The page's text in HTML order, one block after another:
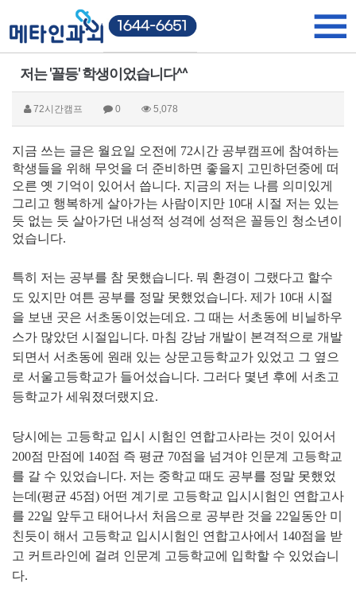
저는 '꼴등' 학생이었습니다^^
72시간캠프 0 5,078
지금 쓰는 글은 월요일 오전에 72시간 공부캠프에 참여하는
학생들을 위해 무엇을 더 준비하면 좋을지 고민하던중에 떠
오른 옛 기억이 있어서 씁니다. 지금의 저는 나름 의미있게
그리고 행복하게 살아가는 사람이지만 10대 시절 저는 있는
듯 없는 듯 살아가던 내성적 성격에 성적은 꼴등인 청소년이
었습니다.
특히 저는 공부를 참 못했습니다. 뭐 환경이 그랬다고 할수
도 있지만 여튼 공부를 정말 못했었습니다. 제가 10대 시절
을 보낸 곳은 서초동이었는데요. 그 때는 서초동에 비닐하우
스가 많았던 시절입니다. 마침 강남 개발이 본격적으로 개발
되면서 서초동에 원래 있는 상문고등학교가 있었고 그 옆으
로 서울고등학교가 들어섰습니다. 그러다 몇년 후에 서초고
등학교가 세워졌더랬지요.
당시에는 고등학교 입시 시험인 연합고사라는 것이 있어서
200점 만점에 140점 즉 평균 70점을 넘겨야 인문계 고등학교
를 갈 수 있었습니다. 저는 중학교 때도 공부를 정말 못했었
는데(평균 45점) 어떤 계기로 고등학교 입시시험인 연합고사
를 22일 앞두고 태어나서 처음으로 공부란 것을 22일동안 미
친듯이 해서 고등학교 입시시험인 연합고사에서 140점을 받
고 커트라인에 걸려 인문계 고등학교에 입학할 수 있었습니
다.